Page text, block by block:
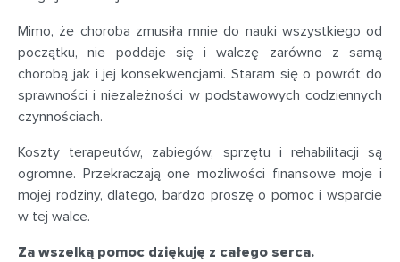
Mimo, że choroba zmusiła mnie do nauki wszystkiego od
początku, nie poddaje się i walczę zarówno z samą
chorobą jak i jej konsekwencjami. Staram się o powrót do
sprawności i niezależności w podstawowych codziennych
czynnościach.
Koszty terapeutów, zabiegów, sprzętu i rehabilitacji są
ogromne. Przekraczają one możliwości finansowe moje i
mojej rodziny, dlatego, bardzo proszę o pomoc i wsparcie
w tej walce.
Za wszelką pomoc dziękuję z całego serca.